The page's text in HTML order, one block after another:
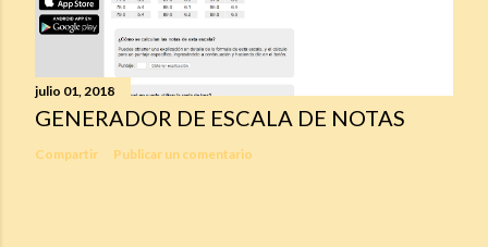
julio 01, 2018
GENERADOR DE ESCALA DE NOTAS
Compartir Publicar un comentario